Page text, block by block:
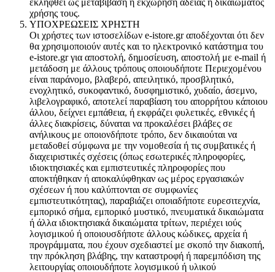
εκληφθεί ως μεταβίβαση ή εκχώρηση άδειας ή δικαιώματος
χρήσης τους.
ΥΠΟΧΡΕΩΣΕΙΣ ΧΡΗΣΤΗ
Οι χρήστες των ιστοσελίδων e-istore.gr αποδέχονται ότι δεν
θα χρησιμοποιούν αυτές και το ηλεκτρονικό κατάστημα του
e-istore.gr για αποστολή, δημοσίευση, αποστολή με e-mail ή
μετάδοση με άλλους τρόπους οποιουδήποτε Περιεχομένου
είναι παράνομο, βλαβερό, απειλητικό, προσβλητικό,
ενοχλητικό, συκοφαντικό, δυσφημιστικό, χυδαίο, άσεμνο,
λιβελογραφικό, αποτελεί παραβίαση του απορρήτου κάποιου
άλλου, δείχνει εμπάθεια, ή εκφράζει φυλετικές, εθνικές ή
άλλες διακρίσεις, δύναται να προκαλέσει βλάβες σε
ανήλικους με οποιονδήποτε τρόπο, δεν δικαιούται να
μεταδοθεί σύμφωνα με την νομοθεσία ή τις συμβατικές ή
διαχειριστικές σχέσεις (όπως εσωτερικές πληροφορίες,
ιδιοκτησιακές και εμπιστευτικές πληροφορίες που
αποκτήθηκαν ή αποκαλύφθηκαν ως μέρος εργασιακών
σχέσεων ή που καλύπτονται σε συμφωνίες
εμπιστευτικότητας), παραβιάζει οποιαδήποτε ευρεσιτεχνία,
εμπορικό σήμα, εμπορικό μυστικό, πνευματικά δικαιώματα
ή άλλα ιδιοκτησιακά δικαιώματα τρίτων, περιέχει ιούς
λογισμικού ή οποιουσδήποτε άλλους κώδικες, αρχεία ή
προγράμματα, που έχουν σχεδιαστεί με σκοπό την διακοπή,
την πρόκληση βλάβης, την καταστροφή ή παρεμπόδιση της
λειτουργίας οποιουδήποτε λογισμικού ή υλικού